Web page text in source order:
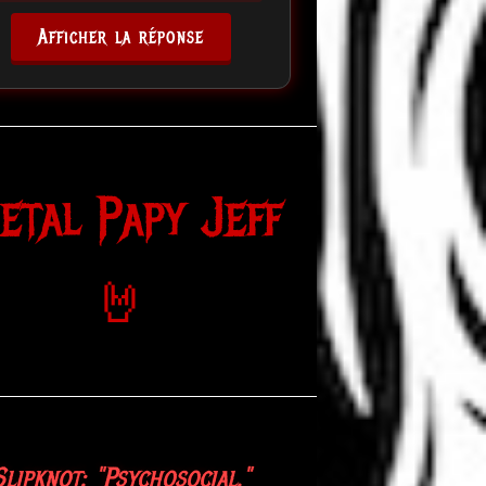
Afficher la réponse
Papy Jeff
🤘